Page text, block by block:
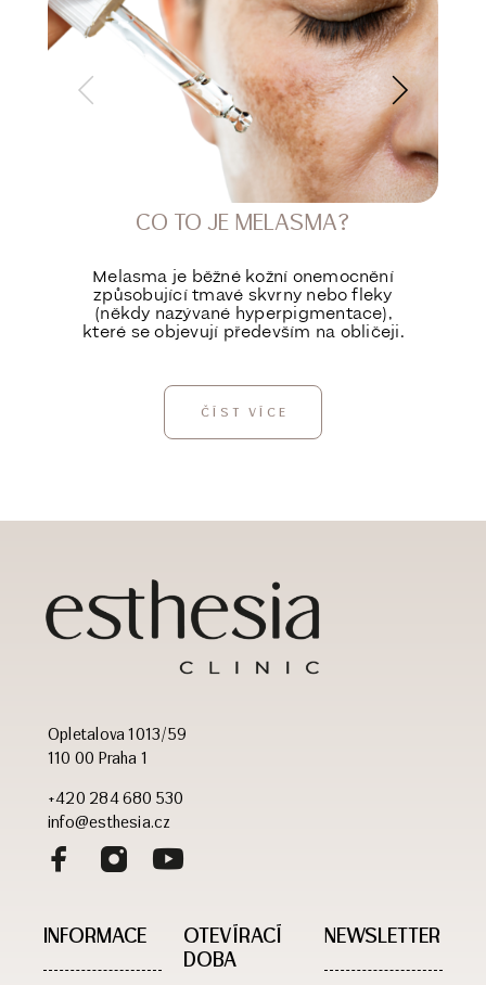
CO TO JE MELASMA?
Melasma je běžné kožní onemocnění
způsobující tmavé skvrny nebo fleky
(někdy nazývané hyperpigmentace),
které se objevují především na obličeji.
ČÍST VÍCE
Opletalova 1013/59
110 00 Praha 1
+420 284 680 530
info@esthesia.cz
INFORMACE
OTEVÍRACÍ
DOBA​
NEWSLETTER